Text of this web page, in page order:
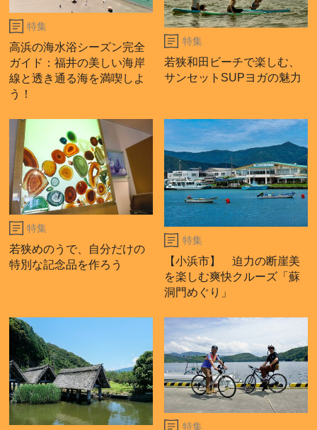
特集
高浜の海水浴シーズン完全
ガイド：福井の美しい海岸
線と透き通る海を満喫しよ
う！
特集
若狭和田ビーチで楽しむ、
サンセットSUPヨガの魅力
特集
若狭めのうで、自分だけの
特別な記念品を作ろう
特集
【小浜市】 迫力の断崖美
を楽しむ爽快クルーズ「蘇
洞門めぐり」
特集